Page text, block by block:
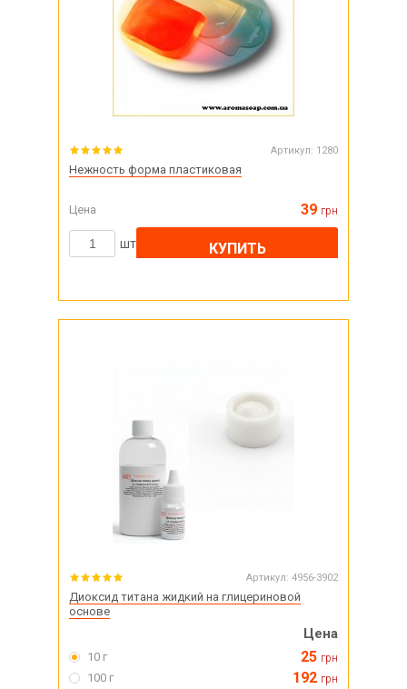
Артикул: 1280
Нежность форма пластиковая
Цена 39 грн
шт КУПИТЬ
Артикул: 4956-3902
Диоксид титана жидкий на глицериновой
основе
Цена
10 г 25 грн
100 г 192 грн